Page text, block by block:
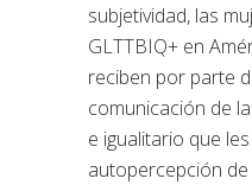
subjetividad, las
GLTTBIQ+ en
reciben por parte
comunicación de
e igualitario que
autopercepción de